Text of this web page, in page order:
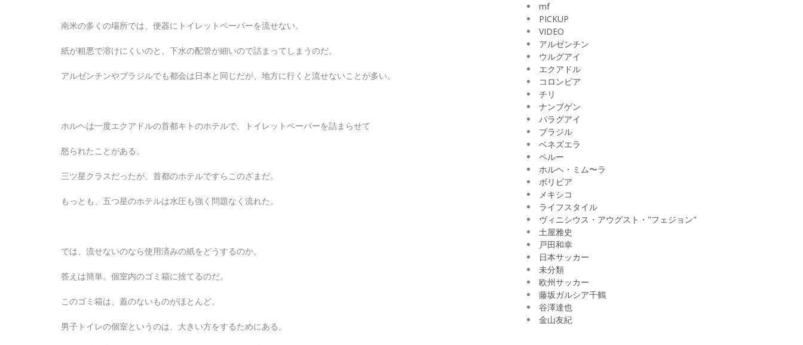
南米の多くの場所では、便器にトイレットペーパーを流せない。
紙が粗悪で溶けにくいのと、下水の配管が細いので詰まってしまうのだ。
アルゼンチンやブラジルでも都会は日本と同じだが、地方に行くと流せないことが多い。
ホルヘは一度エクアドルの首都キトのホテルで、トイレットペーパーを詰まらせて
怒られたことがある。
三ツ星クラスだったが、首都のホテルですらこのざまだ。
もっとも、五つ星のホテルは水圧も強く問題なく流れた。
では、流せないのなら使用済みの紙をどうするのか。
答えは簡単。個室内のゴミ箱に捨てるのだ。
このゴミ箱は、蓋のないものがほとんど。
男子トイレの個室というのは、大きい方をするためにある。
mf
PICKUP
VIDEO
アルゼンチン
ウルグアイ
エクアドル
コロンビア
チリ
ナンブゲン
パラグアイ
ブラジル
ベネズエラ
ペルー
ホルヘ・ミム〜ラ
ボリビア
メキシコ
ライフスタイル
ヴィニシウス・アウグスト・"フェジョン"
土屋雅史
戸田和幸
日本サッカー
未分類
欧州サッカー
藤坂ガルシア千鶴
谷澤達也
金山友紀